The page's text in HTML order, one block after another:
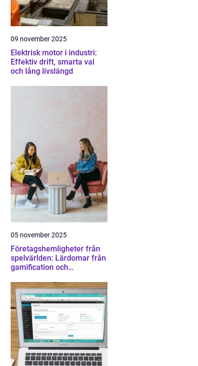
09 november 2025
Elektrisk motor i industri:
Effektiv drift, smarta val
och lång livslängd
05 november 2025
Företagshemligheter från
spelvärlden: Lärdomar från
gamification och